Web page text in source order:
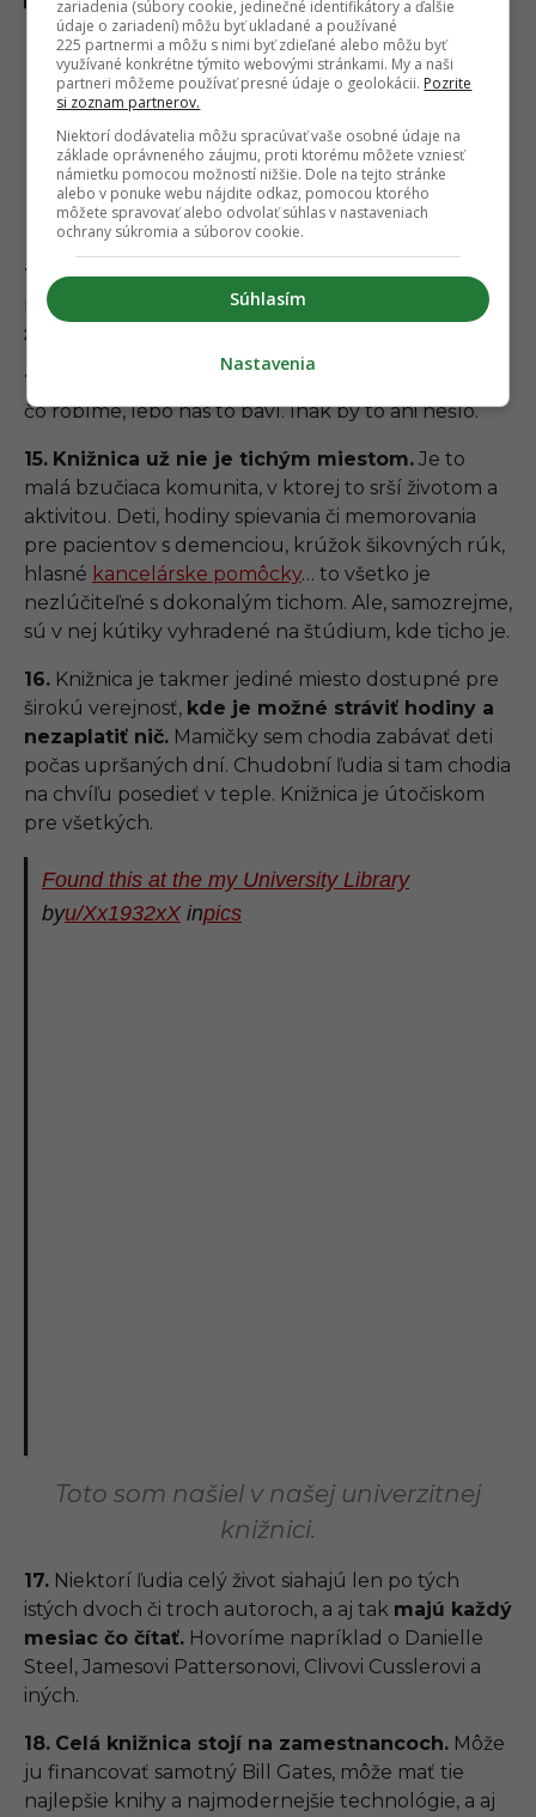
Prosím, nepúšťajte mačku do knižnice.
Jej meno je Max. Max je zlatý. Jeho
majiteľ nechce, aby bol Max v knižnici.
My nechceme, aby bol Max v knižnici.
Max chce byť v knižnici. Prosím,
nepúšťajte Maxa do knižnice.
13.
Väčšina knižníc predpokladá, že jej klienti majú
mailovú adresu. Niekedy je ťažké vôbec
dokázať,
že človek existuje,
14.
čo robíme, lebo nás to baví. Inak by to ani nešlo.
15. Knižnica už nie je tichým miestom. Je to
malá bzučiaca komunita, v ktorej to srší životom a
aktivitou. Deti, hodiny spievania či memorovania
pre pacientov s demenciou, krúžok šikovných rúk,
hlasné kancelárske pomôcky… to všetko je
nezlúčiteľné s dokonalým tichom. Ale, samozrejme,
sú v nej kútiky vyhradené na štúdium, kde ticho je.
16. Knižnica je takmer jediné miesto dostupné pre
širokú verejnosť, kde je možné stráviť hodiny a
nezaplatiť nič. Mamičky sem chodia zabávať deti
počas upršaných dní. Chudobní ľudia si tam chodia
na chvíľu posedieť v teple. Knižnica je útočiskom
pre všetkých.
Found this at the my University Library
byu/Xx1932xX inpics
Toto som našiel v našej univerzitnej
knižnici.
17. Niektorí ľudia celý život siahajú len po tých
istých dvoch či troch autoroch, a aj tak majú každý
mesiac čo čítať. Hovoríme napríklad o Danielle
Steel, Jamesovi Pattersonovi, Clivovi Cusslerovi a
iných.
18. Celá knižnica stojí na zamestnancoch. Môže
ju financovať samotný Bill Gates, môže mať tie
najlepšie knihy a najmodernejšie technológie, a aj
zariadenia (súbory cookie, jedinečné identifikátory a ďalšie
údaje o zariadení) môžu byť ukladané a používané
225 partnermi a môžu s nimi byť zdieľané alebo môžu byť
využívané konkrétne týmito webovými stránkami. My a naši
partneri môžeme používať presné údaje o geolokácii. Pozrite
si zoznam partnerov.
Niektorí dodávatelia môžu spracúvať vaše osobné údaje na
základe oprávneného záujmu, proti ktorému môžete vzniesť
námietku pomocou možností nižšie. Dole na tejto stránke
alebo v ponuke webu nájdite odkaz, pomocou ktorého
môžete spravovať alebo odvolať súhlas v nastaveniach
ochrany súkromia a súborov cookie.
Súhlasím
Nastavenia